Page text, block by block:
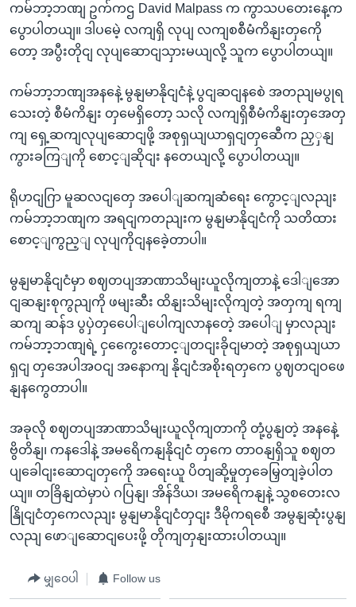
ကမ်ဘာ့ဘဏျ ဥက်ကဌ David Malpass က ကွာသပတေးနေ့က
ပွောပါတယျ။ ဒါပမေဲ့ လကျရှိ လုပျ လကျစစီမံကိနျးတှကေို
တော့ အပွီးတိုငျ လုပျဆောငျသှားမယျလို့ သူက ပွောပါတယျ။
ကမ်ဘာ့ဘဏျအနနေဲ့ မွနျမာနိုငျငံနဲ့ ပွငျဆငျနစေဲ အတညျမပွုရ
သေးတဲ့ စီမံကိနျး တှမေရှိတော့ သလို လကျရှိစီမံကိနျးတှအေတှ
ကျ ရှေ့ဆကျလုပျဆောငျဖို့ အစုရှယျယာရှငျတှဆေီက ညှှနျ
ကွားခကြျကို စောင့ျဆိုငျး နတေယျလို့ ပွောပါတယျ။
ရိုဟငျဂြာ မူဆလငျတှေ အပေါျဆကျဆံရေး ကွောင့ျလညျး
ကမ်ဘာ့ဘဏျက အရငျကတညျးက မွနျမာနိုငျငံကို သတိထား
စောင့ျကွည့ျ လုပျကိုငျနခေဲ့တာပါ။
မွနျမာနိုငျငံမှာ စဈတပျအာဏာသိမျးယူလိုကျတာနဲ့ ဒေါျအော
ငျဆနျးစုကွညျကို ဖမျးဆီး ထိနျးသိမျးလိုကျတဲ့ အတှကျ ရကျ
ဆကျ ဆန်ဒ ပွပှဲတှပေေါျပေါကျလာနတေဲ့ အပေါျ မှာလညျး
ကမ်ဘာ့ဘဏျရဲ့ ငှကွေေးတောင့ျတငျးခိုငျမာတဲ့ အစုရှယျယာ
ရှငျ တှအေပါအဝငျ အနောကျ နိုငျငံအစိုးရတှကေ ပွဈတငျဝဖေ
နျနကွေတာပါ။
အခုလို စဈတပျအာဏာသိမျးယူလိုကျတာကို တုံ့ပွနျတဲ့ အနနေဲ့
ဗွိတိနျ၊ ကနဒေါနဲ့ အမရေိကနျနိုငျငံ တှကေ တာဝနျရှိသူ စဈတ
ပျခေါငျးဆောငျတှကေို အရေးယူ ပိတျဆို့မှုတှခေမြှတျခဲ့ပါတ
ယျ။ တခြိနျထဲမှာပဲ ဂပြနျ၊ အိန်ဒိယ၊ အမရေိကနျနဲ့ သွစတေးလ
နြိုငျငံတှကေလညျး မွနျမာနိုငျငံတှငျး ဒီမိုကရစေီ အမွနျဆုံးပွနျ
လညျ ဖောျဆောငျပေးဖို့ တိုကျတှနျးထားပါတယျ။
မျှဝေပါ Follow us